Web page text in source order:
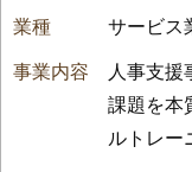
サービス
人事支援
課題を本
ルトレー